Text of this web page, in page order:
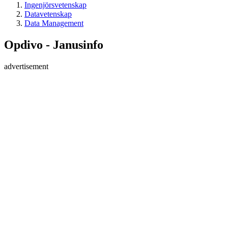
Ingenjörsvetenskap
Datavetenskap
Data Management
Opdivo - Janusinfo
advertisement